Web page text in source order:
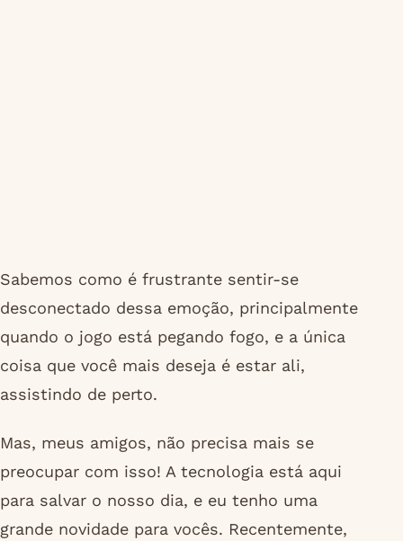
Sabemos como é frustrante sentir-se
desconectado dessa emoção, principalmente
quando o jogo está pegando fogo, e a única
coisa que você mais deseja é estar ali,
assistindo de perto.
Mas, meus amigos, não precisa mais se
preocupar com isso! A tecnologia está aqui
para salvar o nosso dia, e eu tenho uma
grande novidade para vocês. Recentemente,